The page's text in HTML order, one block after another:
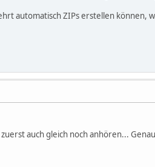
automatisch ZIPs erstellen können,
auch gleich noch anhören...